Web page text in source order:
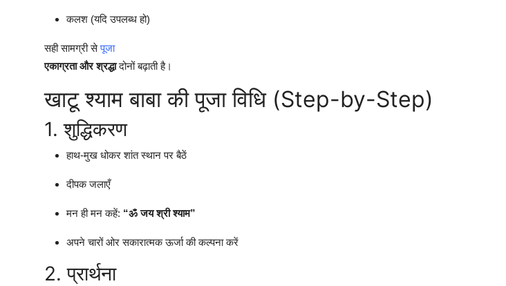
कलश (यदि उपलब्ध हो)
सही सामग्री सेपूजा
एकाग्रता और श्रद्धादोनों बढ़ाती है।
खाटू श्याम बाबा की पूजा विधि (Step-by-Step)
1. शुद्धिकरण
हाथ-मुख धोकर शांत स्थान पर बैठें
दीपक जलाएँ
मन ही मन कहें: “ॐ जय श्री श्याम”
अपने चारों ओर सकारात्मक ऊर्जा की कल्पना करें
2. प्रार्थना